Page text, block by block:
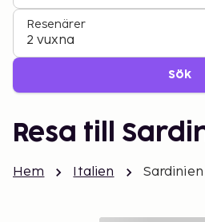
Resenärer
2 vuxna
Sök
Resa till
Hem Italien Sardinien